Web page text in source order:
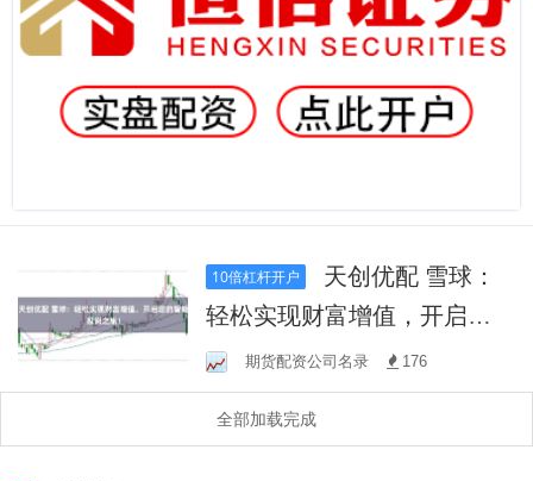
10倍杠杆开户
轻松实现财富增值，开启您
的智能投资之旅！
期货配资公司名录 176
全部加载完成